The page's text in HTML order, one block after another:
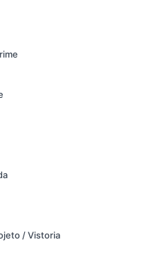
/ Vistoria